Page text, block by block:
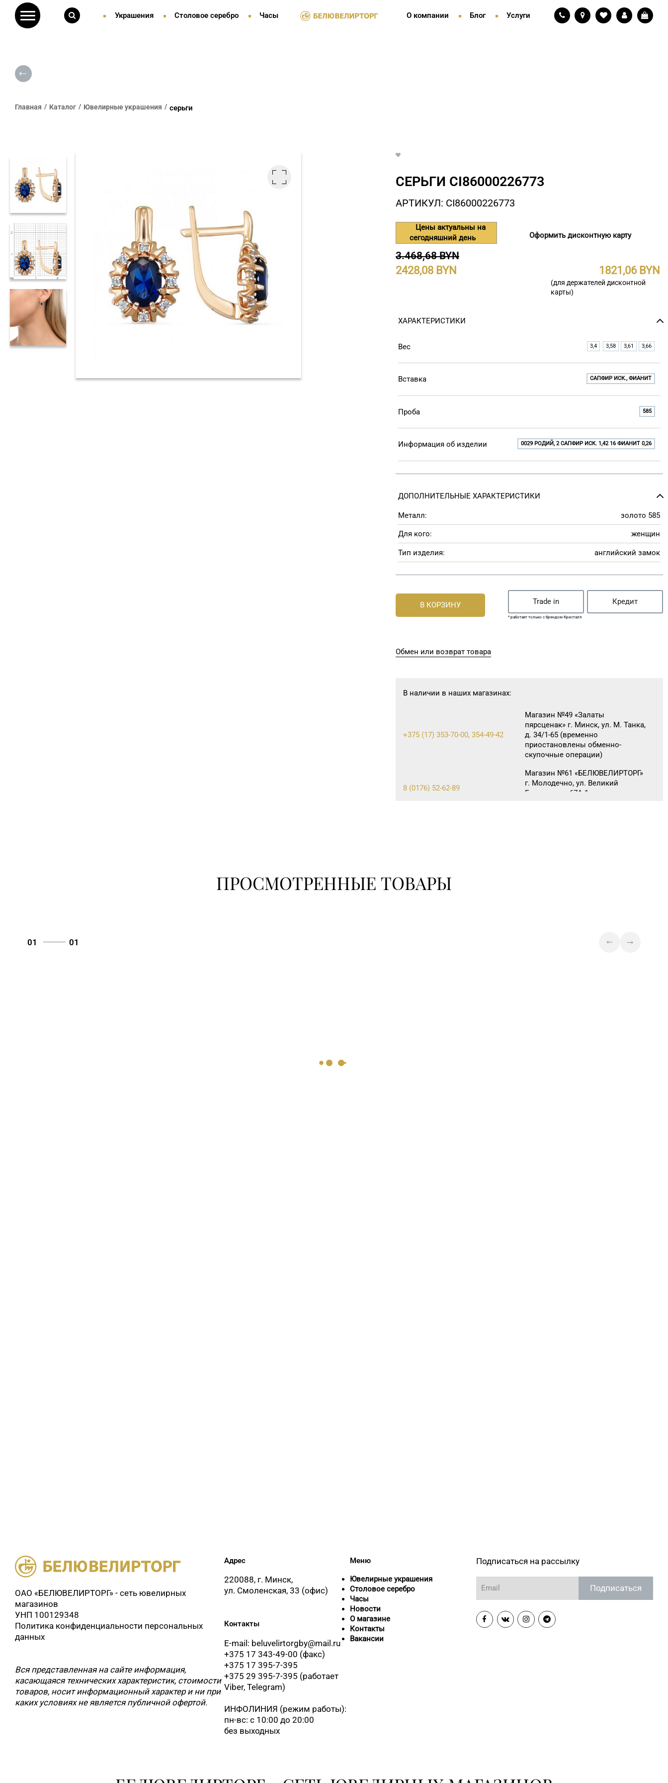
Украшения Столовое серебро Часы О компании Блог Услуги
Главная Каталог Ювелирные украшения серьги
СЕРЬГИ СI86000226773
АРТИКУЛ: СI86000226773
Цены актуальны на
сегодняшний день
Оформить дисконтную карту
3.468,68 BYN
2428,08 1821,06
(для держателей дисконтной
карты)
ХАРАКТЕРИСТИКИ
Вес 3,4 3,58 3,61 3,66
Вставка САПФИР ИСК., ФИАНИТ
Проба 585
Информация об изделии 0029 РОДИЙ, 2 САПФИР ИСК. 1,42 16 ФИАНИТ 0,26
ДОПОЛНИТЕЛЬНЫЕ ХАРАКТЕРИСТИКИ
Металл: золото 585
Для кого: женщин
Тип изделия: английский замок
В КОРЗИНУ Trade in Кредит
* работает только с брендом Кристалл
Обмен или возврат товара
В наличии в наших магазинах:
+375 (17) 353-70-00, 354-49-42
Магазин №49 «Залаты
пярсценак» г. Минск, ул. М. Танка,
д. 34/1-65 (временно
приостановлены обменно-
скупочные операции)
8 (0176) 52-62-89
Магазин №61 «БЕЛЮВЕЛИРТОРГ»
г. Молодечно, ул. Великий
Гостинец, д. 67А-1, часть пом.
ПРОСМОТРЕННЫЕ ТОВАРЫ
01 01
ОАО «БЕЛЮВЕЛИРТОРГ» - сеть ювелирных
магазинов
УНП 100129348
Политика конфиденциальности персональных
данных
Вся представленная на сайте информация,
касающаяся технических характеристик, стоимости
товаров, носит информационный характер и ни при
каких условиях не является публичной офертой.
Адрес
220088, г. Минск,
ул. Смоленская, 33 (офис)
Контакты
E-mail: beluvelirtorgby@mail.ru
+375 17 343-49-00 (факс)
+375 17 395-7-395
+375 29 395-7-395 (работает
Viber, Telegram)
ИНФОЛИНИЯ (режим работы):
пн-вс: с 10:00 до 20:00
без выходных
Меню
Ювелирные украшения
Столовое серебро
Часы
Новости
О магазине
Контакты
Вакансии
Подписаться на рассылку
Подписаться